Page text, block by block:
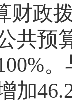
财政
共预
加